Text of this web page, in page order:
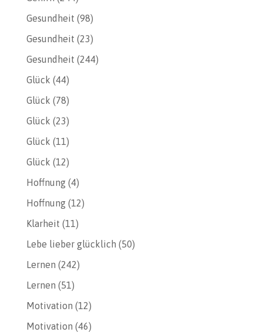
Gesundheit (98)
Gesundheit (23)
Gesundheit (244)
Glück (44)
Glück (78)
Glück (23)
Glück (11)
Glück (12)
Hoffnung(4)
Hoffnung(12)
Klarheit (11)
Lebe lieber glücklich (50)
Lernen (242)
Lernen (51)
Motivation (12)
Motivation (46)